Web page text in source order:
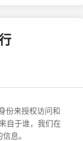
份来授权访问和
自于谁，我们在
息。